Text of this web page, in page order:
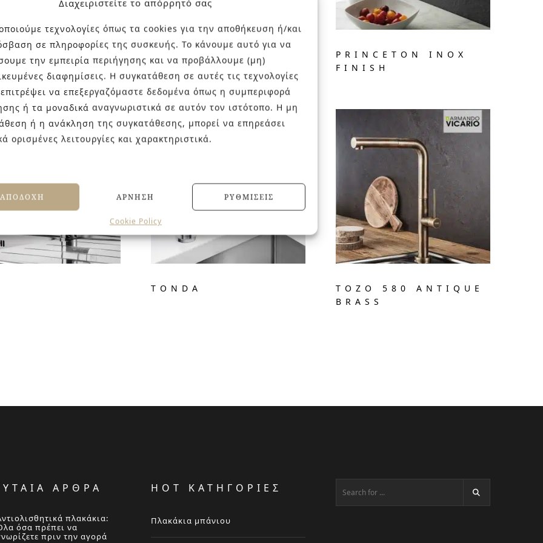
Διαχειριστείτε το απόρρητό σας
τεχνολογίες όπως τα cookies για την αποθήκευση ή/και
σε πληροφορίες της συσκευής. Το κάνουμε αυτό για να
την εμπειρία περιήγησης και να προβάλλουμε (μη)
διαφημίσεις. Η συγκατάθεση σε αυτές τις τεχνολογίες
να επεξεργαζόμαστε δεδομένα όπως η συμπεριφορά
ή τα μοναδικά αναγνωριστικά σε αυτόν τον ιστότοπο. Η μη
ή η ανάκληση της συγκατάθεσης, μπορεί να επηρεάσει
ορισμένες λειτουργίες και χαρακτηριστικά.
ΑΠΟΔΟΧΉ ΆΡΝΗΣΗ ΡΥΘΜΊΣΕΙΣ
Cookie Policy
BRONZE OXFORD BRONZE
PRINCETON INOX
FINISH
TONDA
TOZO 580 ANTIQUE
BRASS
ΑΡΘΡΑ
πλακάκια:
όσα πρέπει να
πριν την αγορά
HOT ΚΑΤΗΓΟΡΙΕΣ
Πλακάκια μπάνιου